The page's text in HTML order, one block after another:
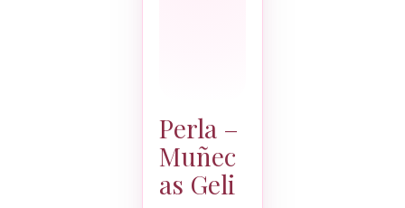
Perla –
Muñec
as Geli